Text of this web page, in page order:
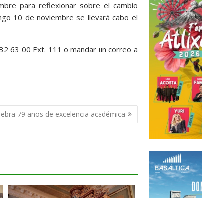
para reflexionar sobre el cambio
10 de noviembre se llevará cabo el
63 00 Ext. 111 o mandar un correo a
79 años de excelencia académica